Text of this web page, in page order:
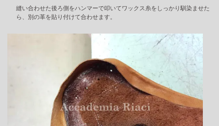
縫い合わせた後ろ側をハンマーで叩いてワックス糸をしっかり馴染ませた
ら、別の革を貼り付けて合わせます。